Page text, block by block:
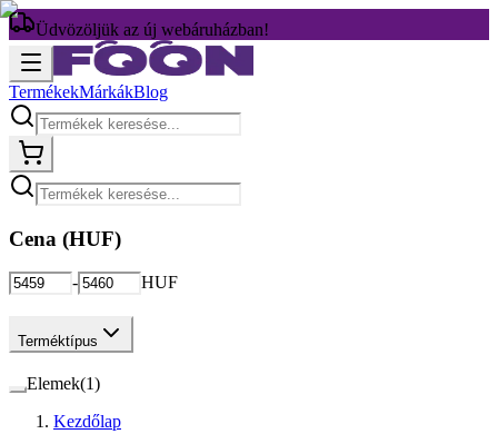
Üdvözöljük az új webáruházban!
TermékekMárkákBlog
Cena (HUF)
- HUF
Terméktípus
Elemek(1)
Kezdőlap